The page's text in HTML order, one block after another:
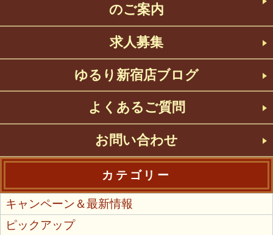
のご案内
求人募集
ゆるり新宿店ブログ
よくあるご質問
お問い合わせ
カテゴリー
キャンペーン＆最新情報
ピックアップ